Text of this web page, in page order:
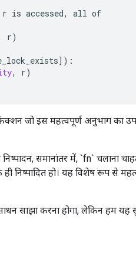
r is accessed, all of
r)
] ):
, r)
जो इस महत्वपूर्ण अनुभाग का
समानांतर में, `fn` चलाना
हो। यह विशेष रूप से
साझा करना होगा, लेकिन हम यह